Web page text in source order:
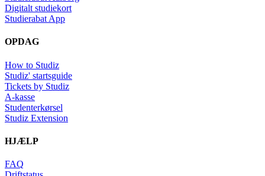
Digitalt studiekort
Studierabat App
OPDAG
How to Studiz
Studiz' startsguide
Tickets by Studiz
A-kasse
Studenterkørsel
Studiz Extension
HJÆLP
FAQ